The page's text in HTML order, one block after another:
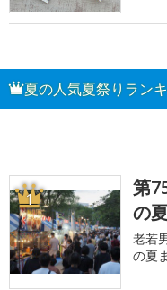
夏の人気夏祭りラン
1
第
の
老若
の夏